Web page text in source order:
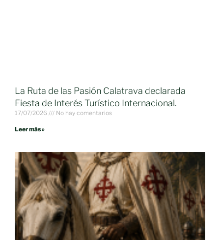
La Ruta de las Pasión Calatrava declarada
Fiesta de Interés Turístico Internacional.
17/07/2026 No hay comentarios
Leer más »